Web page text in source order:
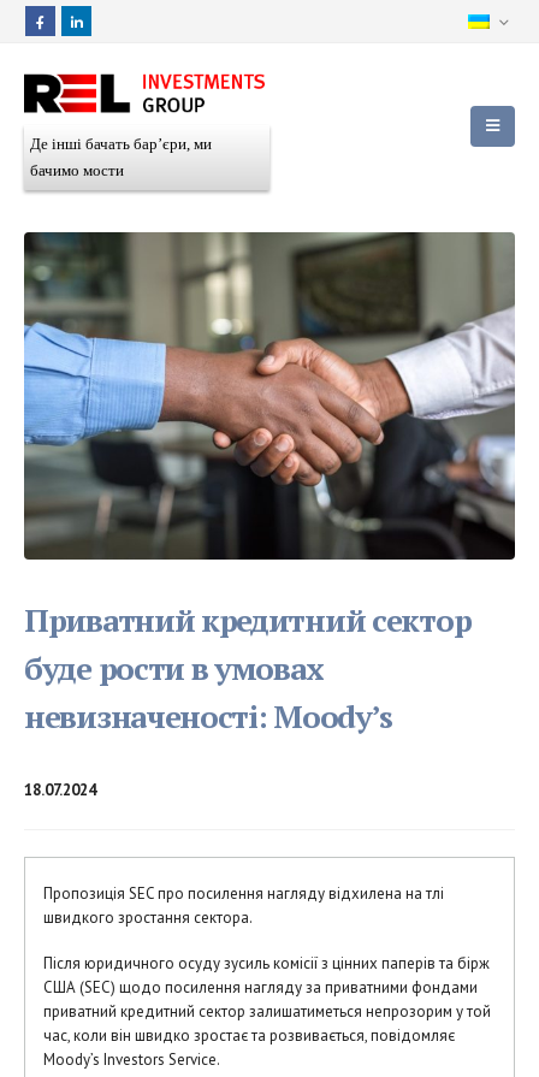
Де інші бачать бар’єри, ми
бачимо мости
Приватний кредитний сектор
буде рости в умовах
невизначеності: Moody’s
18.07.2024
Пропозиція SEC про посилення нагляду відхилена на тлі
швидкого зростання сектора.
Після юридичного осуду зусиль комісії з цінних паперів та бірж
США (SEC) щодо посилення нагляду за приватними фондами
приватний кредитний сектор залишатиметься непрозорим у той
час, коли він швидко зростає та розвивається, повідомляє
Moody’s Investors Service.